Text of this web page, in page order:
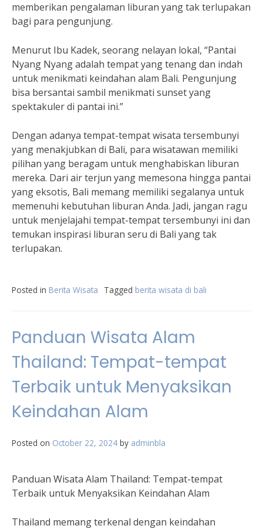
memberikan pengalaman liburan yang tak terlupakan
bagi para pengunjung.
Menurut Ibu Kadek, seorang nelayan lokal, “Pantai
Nyang Nyang adalah tempat yang tenang dan indah
untuk menikmati keindahan alam Bali. Pengunjung
bisa bersantai sambil menikmati sunset yang
spektakuler di pantai ini.”
Dengan adanya tempat-tempat wisata tersembunyi
yang menakjubkan di Bali, para wisatawan memiliki
pilihan yang beragam untuk menghabiskan liburan
mereka. Dari air terjun yang memesona hingga pantai
yang eksotis, Bali memang memiliki segalanya untuk
memenuhi kebutuhan liburan Anda. Jadi, jangan ragu
untuk menjelajahi tempat-tempat tersembunyi ini dan
temukan inspirasi liburan seru di Bali yang tak
terlupakan.
Posted in Berita Wisata Tagged berita wisata di bali
Panduan Wisata Alam
Thailand: Tempat-tempat
Terbaik untuk Menyaksikan
Keindahan Alam
Posted on October 22, 2024 by adminbla
Panduan Wisata Alam Thailand: Tempat-tempat
Terbaik untuk Menyaksikan Keindahan Alam
Thailand memang terkenal dengan keindahan